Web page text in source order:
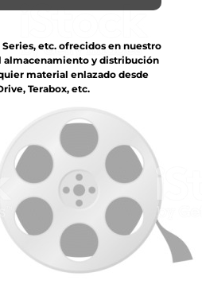
etc. ofrecidos en nuestro
almacenamiento y distribución
material enlazado desde
Terabox, etc.